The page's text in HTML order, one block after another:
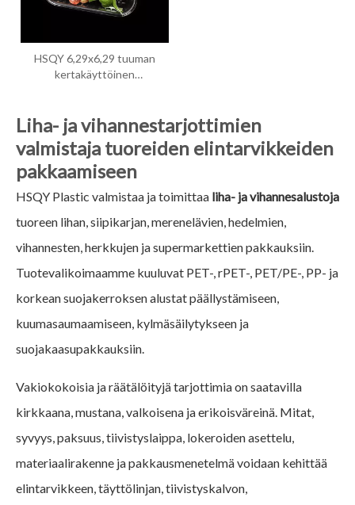
HSQY 6,29x6,29 tuuman
kertakäyttöinen
muovitarjotin
Liha- ja vihannestarjottimien
valmistaja tuoreiden elintarvikkeiden
pakkaamiseen
HSQY Plastic valmistaa ja toimittaa liha- ja vihannesalustoja
tuoreen lihan, siipikarjan, merenelävien, hedelmien,
vihannesten, herkkujen ja supermarkettien pakkauksiin.
Tuotevalikoimaamme kuuluvat PET-, rPET-, PET/PE-, PP- ja
korkean suojakerroksen alustat päällystämiseen,
kuumasaumaamiseen, kylmäsäilytykseen ja
suojakaasupakkauksiin.
Vakiokokoisia ja räätälöityjä tarjottimia on saatavilla
kirkkaana, mustana, valkoisena ja erikoisväreinä. Mitat,
syvyys, paksuus, tiivistyslaippa, lokeroiden asettelu,
materiaalirakenne ja pakkausmenetelmä voidaan kehittää
elintarvikkeen, täyttölinjan, tiivistyskalvon,